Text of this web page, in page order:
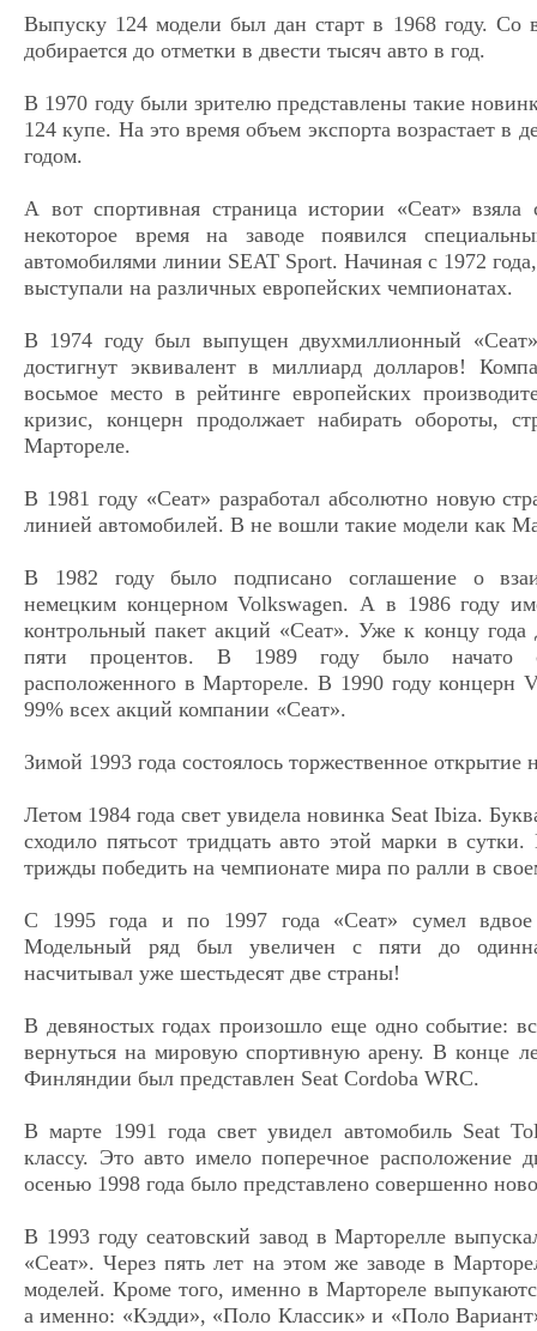
Выпуску 124 модели был дан старт в 1968 году. Со
добирается до отметки в двести тысяч авто в год.
В 1970 году были зрителю представлены такие
124 купе. На это время объем экспорта возрастает в
годом.
А вот спортивная страница истории «Сеат» взяла
некоторое время на заводе появился
автомобилями линии SEAT Sport. Начиная с 1972
выступали на различных европейских чемпионатах.
В 1974 году был выпущен двухмиллионный
достигнут эквивалент в миллиард долларов!
восьмое место в рейтинге европейских
кризис, концерн продолжает набирать обороты,
Мартореле.
В 1981 году «Сеат» разработал абсолютно новую
линией автомобилей. В не вошли такие модели как
В 1982 году было подписано соглашение о
немецким концерном Volkswagen. А в 1986 году
контрольный пакет акций «Сеат». Уже к концу года
пяти процентов. В 1989 году было начато
расположенного в Мартореле. В 1990 году концерн
99% всех акций компании «Сеат».
Зимой 1993 года состоялось торжественное открытие
Летом 1984 года свет увидела новинка Seat Ibiza.
сходило пятьсот тридцать авто этой марки в
трижды победить на чемпионате мира по ралли в
С 1995 года и по 1997 года «Сеат» сумел вдвое
Модельный ряд был увеличен с пяти до
насчитывал уже шестьдесят две страны!
В девяностых годах произошло еще одно событие:
вернуться на мировую спортивную арену. В конце
Финляндии был представлен Seat Сordoba WRC.
В марте 1991 года свет увидел автомобиль Seat
классу. Это авто имело поперечное расположение
осенью 1998 года было представлено совершенно
В 1993 году сеатовский завод в Марторелле
«Сеат». Через пять лет на этом же заводе в
моделей. Кроме того, именно в Мартореле
а именно: «Кэдди», «Поло Классик» и «Поло